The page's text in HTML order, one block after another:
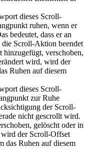
dieses Scroll-
ruhen, wenn er
bedeutet, dass er an
die Scroll-Aktion beendet
verschoben,
wird, wird der
Ruhen auf diesem
dieses Scroll-
zur Ruhe
der Scroll-
nicht gescrollt wird.
gelöscht oder in
der Scroll-Offset
das Ruhen auf diesem